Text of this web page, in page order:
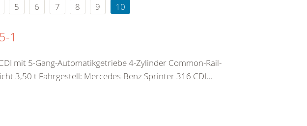
5 6 7 8 9 10
1
mit 5-Gang-Automatikgetriebe 4-Zylinder Common-Rail-
3,50 t Fahrgestell: Mercedes-Benz Sprinter 316 CDI...